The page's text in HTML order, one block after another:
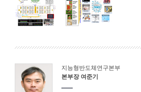
지능형반도체연구본부
본부장 여준기